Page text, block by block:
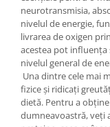
neurotransmisia,
nivelul de energie,
livrarea de oxigen
acestea pot influența
nivelul general de
Una dintre cele mai
fizice și ridicați
dietă. Pentru a
dumneavoastră, veți